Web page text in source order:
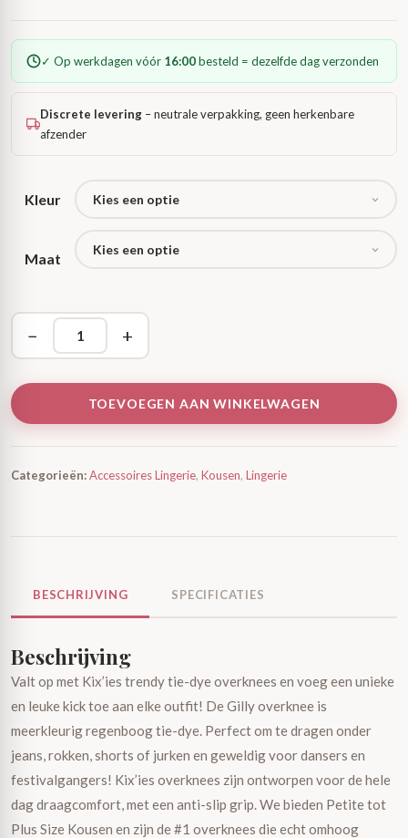
✓ Op werkdagen vóór 16:00besteld = dezelfde dag verzonden
Discrete levering – neutrale verpakking, geen herkenbare
afzender
Kleur
Maat
− +
TOEVOEGEN AAN WINKELWAGEN
Categorieën:Accessoires Lingerie, Kousen, Lingerie
BESCHRIJVING SPECIFICATIES
Beschrijving
Valt op met Kix’ies trendy tie-dye overknees en voeg een unieke
en leuke kick toe aan elke outfit! De Gilly overknee is
meerkleurig regenboog tie-dye. Perfect om te dragen onder
jeans, rokken, shorts of jurken en geweldig voor dansers en
festivalgangers! Kix’ies overknees zijn ontworpen voor de hele
dag draagcomfort, met een anti-slip grip. We bieden Petite tot
Plus Size Kousen en zijn de #1 overknees die echt omhoog